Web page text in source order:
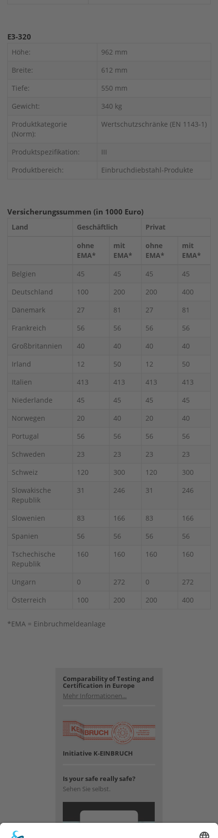
E3-320
Höhe:
962 mm
Breite:
612 mm
Tiefe:
550 mm
Gewicht:
340 kg
Produktkategorie
(Norm):
Wertschutzschränke (EN 1143-1)
Produktspezifikation:
III
Produktbereich:
Einbruchdiebstahl-Produkte
Versicherungssummen (in 1000 Euro)
Land Geschäftlich
Privat
ohne
EMA*
mit
EMA*
ohne
EMA*
mit
EMA*
Belgien
45 45 45
45
Deutschland
100 200 200
400
Dänemark
27 81 27
81
Frankreich
56 56 56
56
Großbritannien
40 40 40
40
Irland
12 50 12
50
Italien
413 413 413
413
Niederlande
45 45 45
45
Norwegen
20 40 20
40
Portugal
56 56 56
56
Schweden
23 23 23
23
Schweiz
120 300 120
300
Slowakische
Republik
31 246 31 246
Slowenien 83 166 83
166
Spanien
56 56 56
56
Tschechische
Republik
160 160 160 160
Ungarn 0 272 0
272
Österreich
100 200 200 400
*EMA = Einbruchmeldeanlage
Comparability of Testing and
Certification in Europe
Mehr Informationen...
Initiative K-EINBRUCH
Is your safe really safe?
Sehen Sie selbst.